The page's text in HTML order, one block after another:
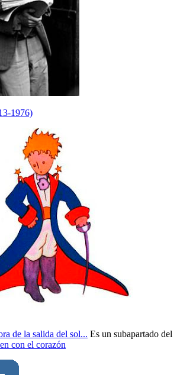
1976)
de la salida del sol... Es un subapartado del
con el corazón